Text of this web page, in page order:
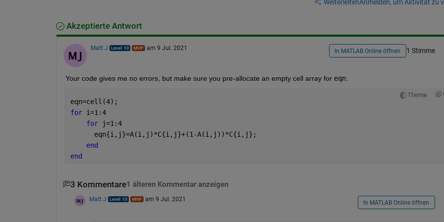
WeiterleitenAnmelden, um Aktivität zu
Akzeptierte Antwort
Matt J am 9 Jul. 2021 In MATLAB Online öffnen 1 Stimme
Your code gives me no errors, but make sure you pre-allocate an empty cell array for eqn:
Theme
eqn=cell(4);
for i=1:4
for
j=1:4
      eqn{i,j}=A(i,j)*C{i,j}+(1-A(i,j))*C{i,j};
end
end
3 Kommentare1 älteren Kommentar anzeigen
Matt J am 9 Jul. 2021 In MATLAB Online öffnen